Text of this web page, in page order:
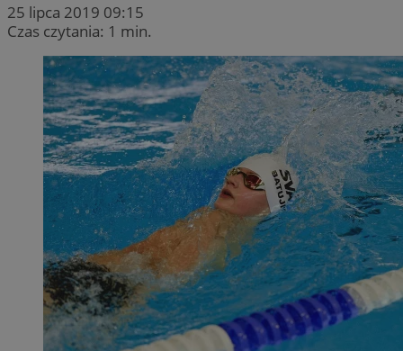
25 lipca 2019 09:15
Czas czytania: 1 min.